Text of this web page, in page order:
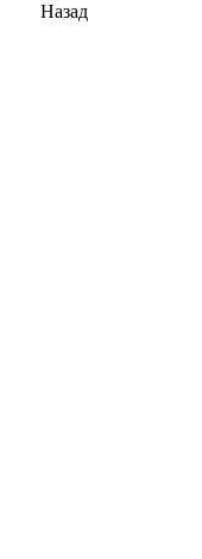
Назад